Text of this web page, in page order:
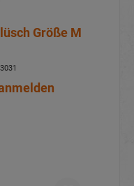
Größe M